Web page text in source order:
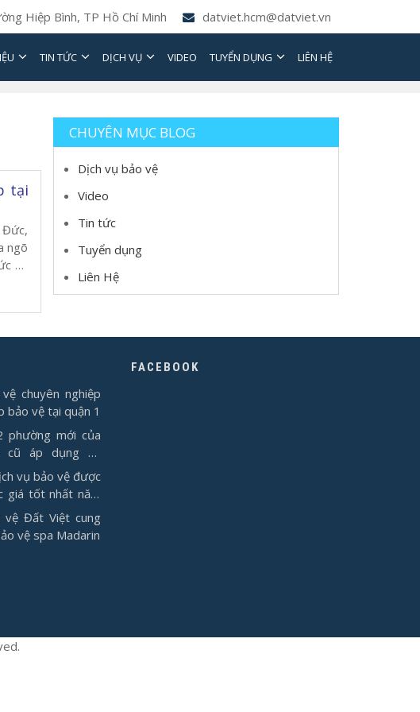
Hiệp Bình, TP Hồ Chí Minh datviet.hcm@datviet.vn
TIN TỨC DỊCH VỤ VIDEO TUYỂN DỤNG LIÊN HỆ
tại
ngõ
cũ
CHUYÊN MỤC BLOG
Dịch vụ bảo vệ
Video
Tin tức
Tuyển dụng
Liên Hệ
chuyên nghiệp
bảo vệ tại quận 1
phường mới của
cũ áp dụng từ
vụ bảo vệ được
giá tốt nhất năm
vệ Đất Việt cung
vệ spa Madarin
FACEBOOK